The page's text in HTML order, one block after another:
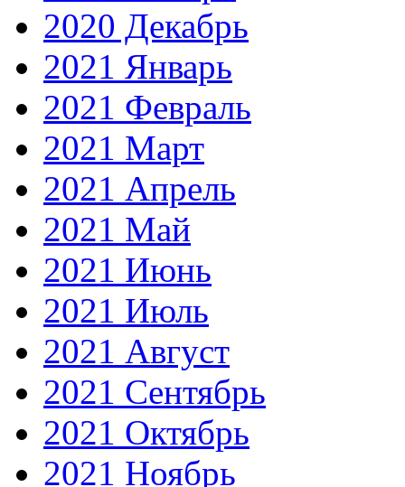
2020 Декабрь
2021 Январь
2021 Февраль
2021 Март
2021 Апрель
2021 Май
2021 Июнь
2021 Июль
2021 Август
2021 Сентябрь
2021 Октябрь
2021 Ноябрь